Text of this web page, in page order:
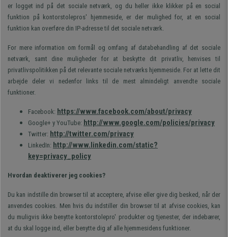
er logget ind på det sociale netværk, og du heller ikke klikker på en social
funktion på kontorstolepros' hjemmeside, er der mulighed for, at en social
funktion kan overføre din IP-adresse til det sociale netværk.
For mere information om formål og omfang af databehandling af det sociale
netværk, samt dine muligheder for at beskytte dit privatliv, henvises til
privatlivspolitikken på det relevante sociale netværks hjemmeside. For at lette dit
arbejde deler vi nedenfor links til de mest almindeligt anvendte sociale
funktioner.
Facebook: https://www.facebook.com/about/privacy
Google+ y YouTube: http://www.google.com/policies/privacy
Twitter: http://twitter.com/privacy
LinkedIn: http://www.linkedin.com/static?
key=privacy_policy
Hvordan deaktiverer jeg cookies?
Du kan indstille din browser til at acceptere, afvise eller give dig besked, når der
anvendes cookies. Men hvis du indstiller din browser til at afvise cookies, kan
du muligvis ikke benytte kontorstolepro' produkter og tjenester, der indebærer,
at du skal logge ind, eller benytte dig af alle hjemmesidens funktioner.